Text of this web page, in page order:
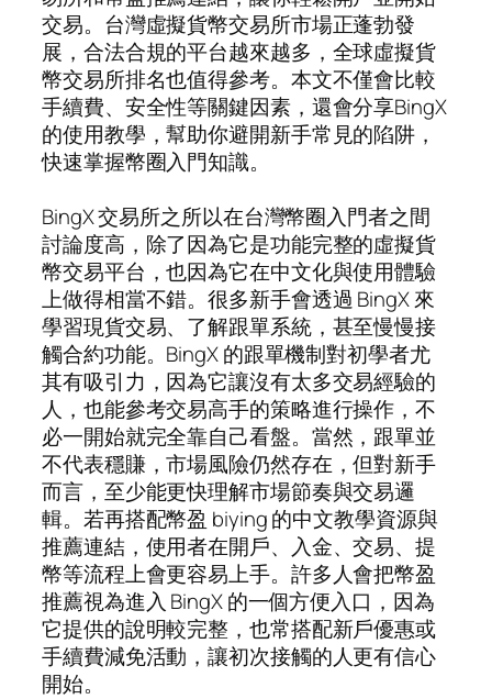
交易。台灣虛擬貨幣交易所市場正蓬勃發
展，合法合規的平台越來越多，全球虛擬貨
幣交易所排名也值得參考。本文不僅會比較
手續費、安全性等關鍵因素，還會分享BingX
的使用教學，幫助你避開新手常見的陷阱，
快速掌握幣圈入門知識。
BingX 交易所之所以在台灣幣圈入門者之間
討論度高，除了因為它是功能完整的虛擬貨
幣交易平台，也因為它在中文化與使用體驗
上做得相當不錯。很多新手會透過 BingX 來
學習現貨交易、了解跟單系統，甚至慢慢接
觸合約功能。BingX 的跟單機制對初學者尤
其有吸引力，因為它讓沒有太多交易經驗的
人，也能參考交易高手的策略進行操作，不
必一開始就完全靠自己看盤。當然，跟單並
不代表穩賺，市場風險仍然存在，但對新手
而言，至少能更快理解市場節奏與交易邏
輯。若再搭配幣盈 biying 的中文教學資源與
推薦連結，使用者在開戶、入金、交易、提
幣等流程上會更容易上手。許多人會把幣盈
推薦視為進入 BingX 的一個方便入口，因為
它提供的說明較完整，也常搭配新戶優惠或
手續費減免活動，讓初次接觸的人更有信心
開始。